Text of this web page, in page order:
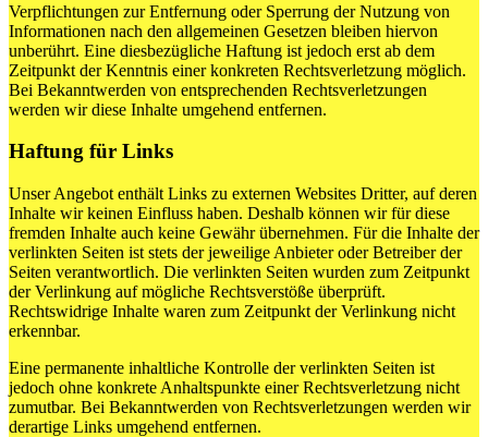
Verpflichtungen zur Entfernung oder Sperrung der Nutzung von
Informationen nach den allgemeinen Gesetzen bleiben hiervon
unberührt. Eine diesbezügliche Haftung ist jedoch erst ab dem
Zeitpunkt der Kenntnis einer konkreten Rechtsverletzung möglich.
Bei Bekanntwerden von entsprechenden Rechtsverletzungen
werden wir diese Inhalte umgehend entfernen.
Haftung für Links
Unser Angebot enthält Links zu externen Websites Dritter, auf deren
Inhalte wir keinen Einfluss haben. Deshalb können wir für diese
fremden Inhalte auch keine Gewähr übernehmen. Für die Inhalte der
verlinkten Seiten ist stets der jeweilige Anbieter oder Betreiber der
Seiten verantwortlich. Die verlinkten Seiten wurden zum Zeitpunkt
der Verlinkung auf mögliche Rechtsverstöße überprüft.
Rechtswidrige Inhalte waren zum Zeitpunkt der Verlinkung nicht
erkennbar.
Eine permanente inhaltliche Kontrolle der verlinkten Seiten ist
jedoch ohne konkrete Anhaltspunkte einer Rechtsverletzung nicht
zumutbar. Bei Bekanntwerden von Rechtsverletzungen werden wir
derartige Links umgehend entfernen.